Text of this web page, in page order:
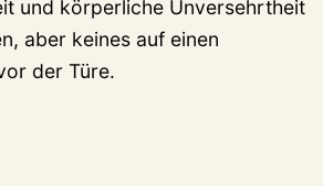
und körperliche Unversehrtheit
aber keines auf einen
der Türe.